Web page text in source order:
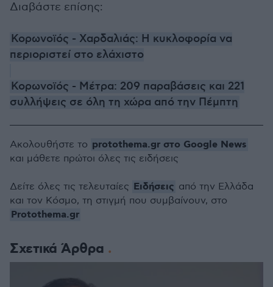
Διαβάστε επίσης:
Κορωνοϊός - Χαρδαλιάς: Η κυκλοφορία να
περιοριστεί στο ελάχιστο
Κορωνοϊός - Μέτρα: 209 παραβάσεις και 221
συλλήψεις σε όλη τη χώρα από την Πέμπτη
Σχετικά Άρθρα
Ακολουθήστε το protothema.gr στο Google News
και μάθετε πρώτοι όλες τις ειδήσεις
Δείτε όλες τις τελευταίες Ειδήσεις από την Ελλάδα
και τον Κόσμο, τη στιγμή που συμβαίνουν, στο
Protothema.gr